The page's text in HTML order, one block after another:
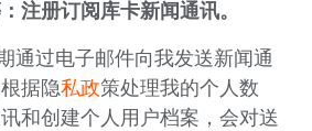
注册订阅库卡新闻通讯。
通过电子邮件向我发送新闻通
据隐私政策处理我的个人数
和创建个人用户档案，会对送